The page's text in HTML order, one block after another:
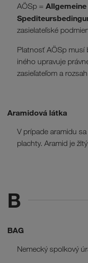
AÖSp =
zasielateľské
Platnosť AÖSp musí
iného upravuje
zasieľateľom a
Aramidová látka
V prípade aramidu
plachty. Aramid je
B
BAG
Nemecký spolkový